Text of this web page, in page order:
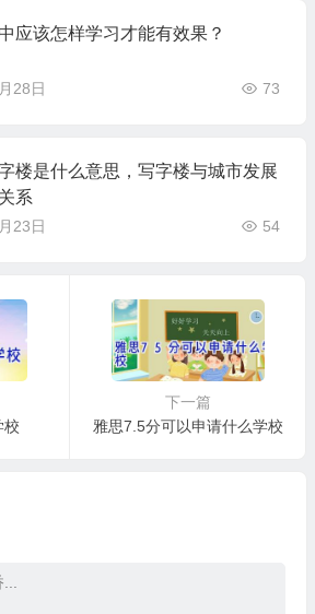
应该怎样学习才能有效果？
28日 73
楼是什么意思，写字楼与城市发展
系
23日 54
校
下一篇
雅思7.5分可以申请什么学校